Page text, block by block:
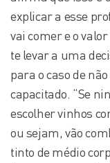
explicar a esse
vai comer e o
te levar a uma
para o caso de
capacitado. “Se
escolher vinhos
ou sejam, vão
tinto de médio